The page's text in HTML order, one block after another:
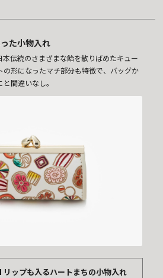
た小物入れ
伝統のさまざまな飴を散りばめたキュー
の形になったマチ部分も特徴で、バッグか
間違いなし。
ップも入るハートまちの小物入れ